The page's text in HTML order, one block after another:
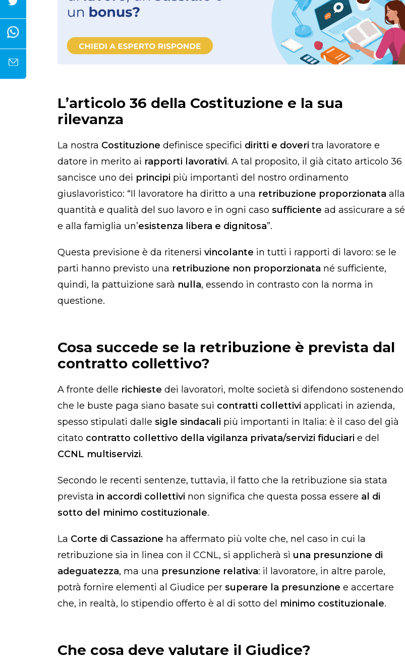
L’articolo 36 della Costituzione e la sua
rilevanza
La nostra Costituzione definisce specifici diritti e doveri tra lavoratore e
datore in merito ai rapporti lavorativi. A tal proposito, il già citato articolo 36
sancisce uno dei principi più importanti del nostro ordinamento
giuslavoristico: “Il lavoratore ha diritto a una retribuzione proporzionata alla
quantità e qualità del suo lavoro e in ogni caso sufficiente ad assicurare a sé
e alla famiglia un’esistenza libera e dignitosa”.
Questa previsione è da ritenersi vincolante in tutti i rapporti di lavoro: se le
parti hanno previsto una retribuzione non proporzionata né sufficiente,
quindi, la pattuizione sarà nulla, essendo in contrasto con la norma in
questione.
Cosa succede se la retribuzione è prevista dal
contratto collettivo?
A fronte delle richieste dei lavoratori, molte società si difendono sostenendo
che le buste paga siano basate sui contratti collettivi applicati in azienda,
spesso stipulati dalle sigle sindacali più importanti in Italia: è il caso del già
citato contratto collettivo della vigilanza privata/servizi fiduciari e del
CCNL multiservizi.
Secondo le recenti sentenze, tuttavia, il fatto che la retribuzione sia stata
prevista in accordi collettivi non significa che questa possa essere al di
sotto del minimo costituzionale.
La Corte di Cassazione ha affermato più volte che, nel caso in cui la
retribuzione sia in linea con il CCNL, si applicherà sì una presunzione di
adeguatezza, ma una presunzione relativa: il lavoratore, in altre parole,
potrà fornire elementi al Giudice per superare la presunzione e accertare
che, in realtà, lo stipendio offerto è al di sotto del minimo costituzionale.
Che cosa deve valutare il Giudice?